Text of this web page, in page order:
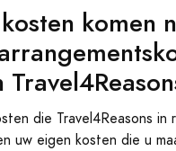
komen
die Travel4Reasons in
uw eigen kosten die u